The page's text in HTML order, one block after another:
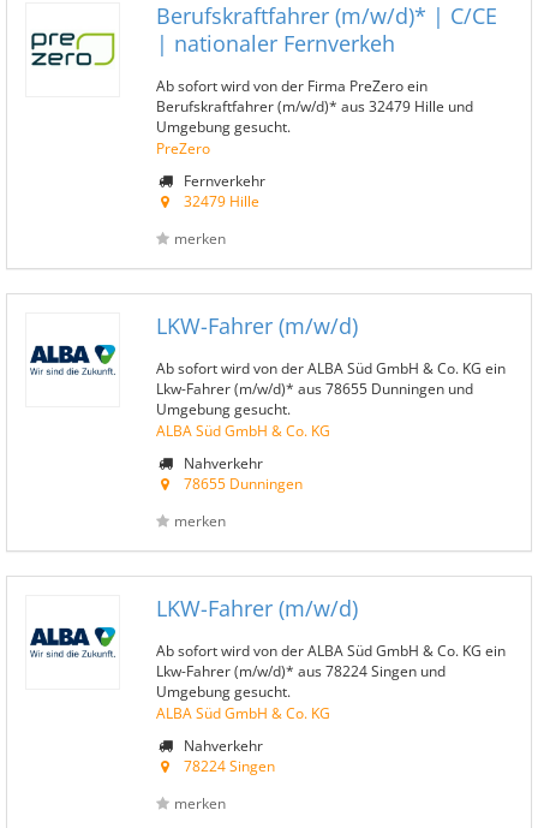
Berufskraftfahrer (m/w/d)* | C/CE
| nationaler Fernverkeh
Ab sofort wird von der Firma PreZero ein
Berufskraftfahrer (m/w/d)* aus 32479 Hille und
Umgebung gesucht.
PreZero
Fernverkehr
32479 Hille
merken
LKW-Fahrer (m/w/d)
Ab sofort wird von der ALBA Süd GmbH & Co. KG ein
Lkw-Fahrer (m/w/d)* aus 78655 Dunningen und
Umgebung gesucht.
ALBA Süd GmbH & Co. KG
Nahverkehr
78655 Dunningen
merken
LKW-Fahrer (m/w/d)
Ab sofort wird von der ALBA Süd GmbH & Co. KG ein
Lkw-Fahrer (m/w/d)* aus 78224 Singen und
Umgebung gesucht.
ALBA Süd GmbH & Co. KG
Nahverkehr
78224 Singen
merken